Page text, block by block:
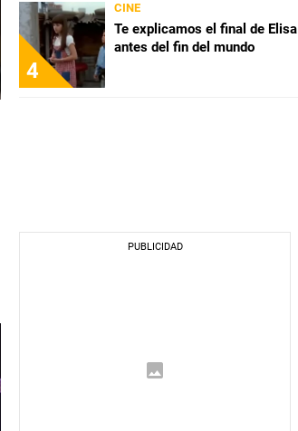
4
CINE
Te explicamos el final de Elisa
antes del fin del mundo